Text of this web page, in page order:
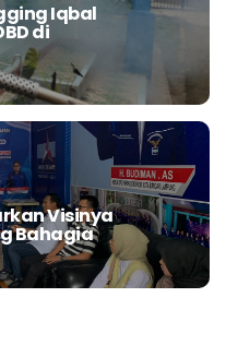
Iqbal
di
Visinya
Bahagia